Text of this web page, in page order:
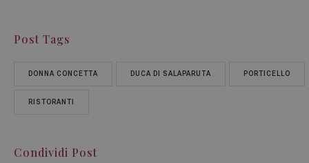
Post Tags
DONNA CONCETTA DUCA DI SALAPARUTA PORTICELLO
RISTORANTI
Condividi Post